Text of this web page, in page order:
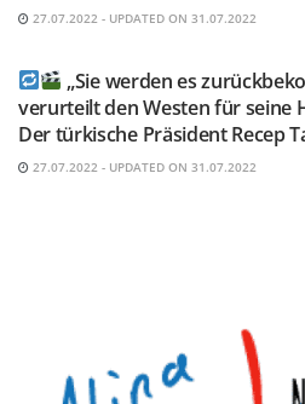
27.07.2022 - UPDATED ON 31.07.2022
„Sie werden es
verurteilt den Westen für seine
Der türkische Präsident Recep
27.07.2022 - UPDATED ON 31.07.2022